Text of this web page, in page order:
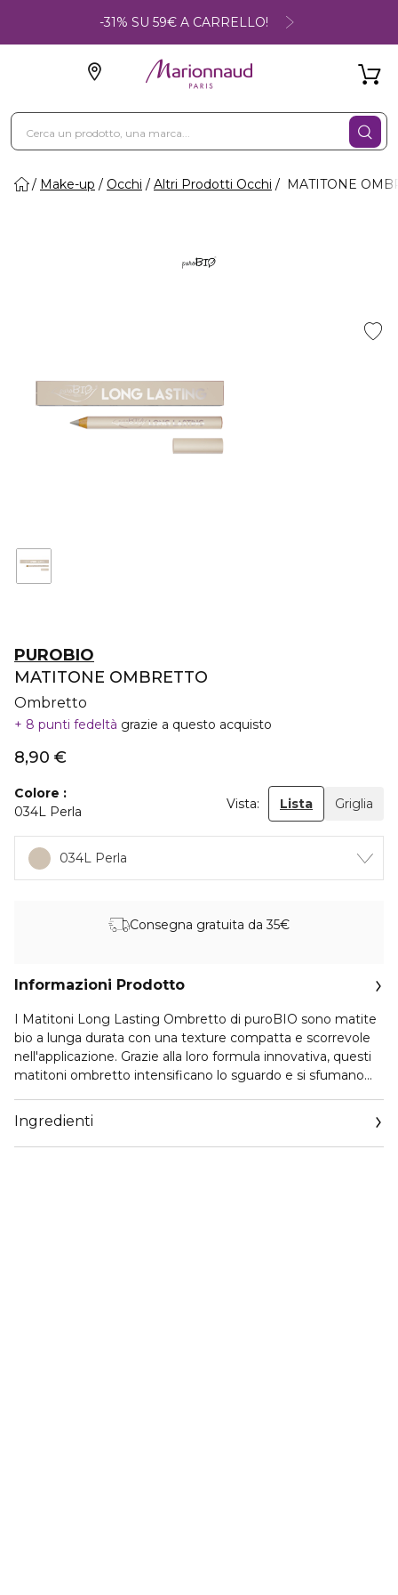
-31% SU 59€ A CARRELLO!
Make-up Occhi Altri Prodotti Occhi MATITONE
PUROBIO
MATITONE OMBRETTO
Ombretto
8 punti fedeltà grazie a questo acquisto
8,90 €
Colore
034L Perla
Vista: Lista Griglia
034L Perla
Consegna gratuita da 35€
Informazioni Prodotto
I Matitoni Long Lasting Ombretto di puroBIO sono matite
bio a lunga durata con una texture compatta e scorrevole
nell'applicazione. Grazie alla loro formula innovativa, questi
matitoni ombretto intensificano lo sguardo e si sfumano
Questi matitoni ombretto sono adatti sia per un trucco
quotidiano che per le occasioni speciali. Grazie alla loro
texture morbida, sono facili da sfumare e da lavorare, anche
Ingredienti